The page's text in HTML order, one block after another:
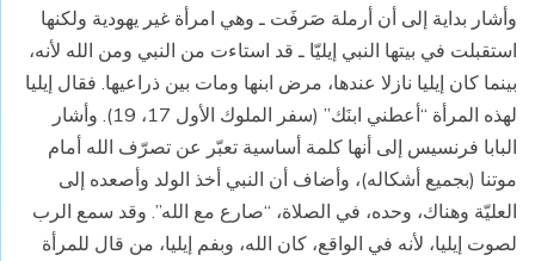
وأشار بداية إلى أن أرملة صَرفَت ـ وهي امرأة غير يهودية ولكنها
استقبلت في بيتها النبي إيليّا ـ قد استاءت من النبي ومن الله لأنه،
بينما كان إيليا نازلا عندها، مرض ابنها ومات بين ذراعيها. فقال إيليا
لهذه المرأة “أعطني ابنَك” (سفر الملوك الأول 17، 19). وأشار
البابا فرنسيس إلى أنها كلمة أساسية تعبّر عن تصرّف الله أمام
موتنا (بجميع أشكاله)، وأضاف أن النبي أخذ الولد وأصعده إلى
العليّة وهناك، وحده، في الصلاة، “صارع مع الله”. وقد سمع الرب
لصوت إيليا، لأنه في الواقع، كان الله، وبفم إيليا، من قال للمرأة